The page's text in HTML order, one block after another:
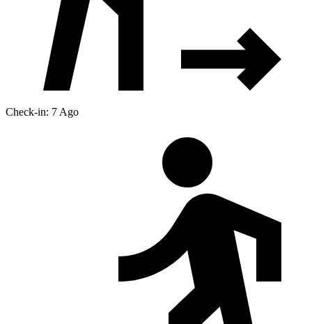
Check-in: 7 Ago